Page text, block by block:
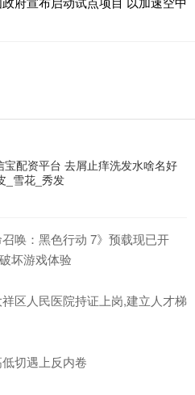
宝配资平台 去屑止痒洗发水啥名好
_雪花_秀发
唤：黑色行动 7》预载现已开
坏游戏体验
区人民医院持证上岗,建立人才梯
切遇上反内卷